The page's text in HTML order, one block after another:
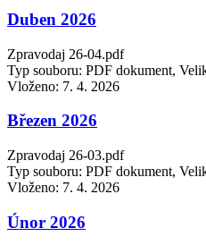
Duben 2026
Zpravodaj 26-04.pdf
Typ souboru: PDF dokument,
Vloženo: 7. 4. 2026
Březen 2026
Zpravodaj 26-03.pdf
Typ souboru: PDF dokument,
Vloženo: 7. 4. 2026
Únor 2026